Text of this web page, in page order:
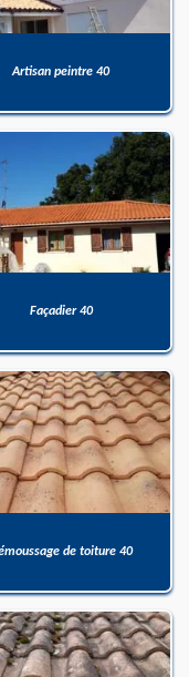
Artisan peintre 40
Façadier 40
de toiture 40